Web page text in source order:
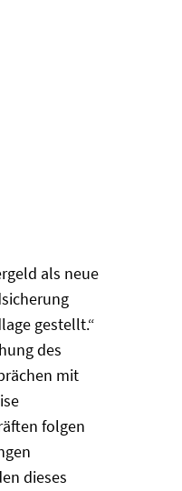
als neue
gestellt.“
des
mit
folgen
dieses